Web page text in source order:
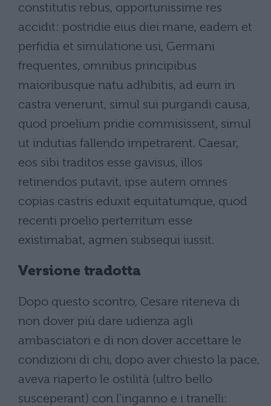
constitutis rebus, opportunissime res
accidit: postridie eius diei mane, eadem et
perfidia et simulatione usi, Germani
frequentes, omnibus principibus
maioribusque natu adhibitis, ad eum in
castra venerunt, simul sui purgandi causa,
quod proelium pridie commisissent, simul
ut indutias fallendo impetrarent. Caesar,
eos sibi traditos esse gavisus, illos
retinendos putavit, ipse autem omnes
copias castris eduxit equitatumque, quod
recenti proelio perterritum esse
existimabat, agmen subsequi iussit.
Versione tradotta
Dopo questo scontro, Cesare riteneva di
non dover più dare udienza agli
ambasciatori e di non dover accettare le
condizioni di chi, dopo aver chiesto la pace,
aveva riaperto le ostilità (ultro bello
susceperant) con l'inganno e i tranelli: